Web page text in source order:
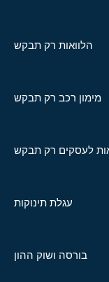
הלוואות רק תבקש
מימון רכב רק תבקש
לעסקים רק תבקש
עגלת תינוקות
בורסה ושוק ההון